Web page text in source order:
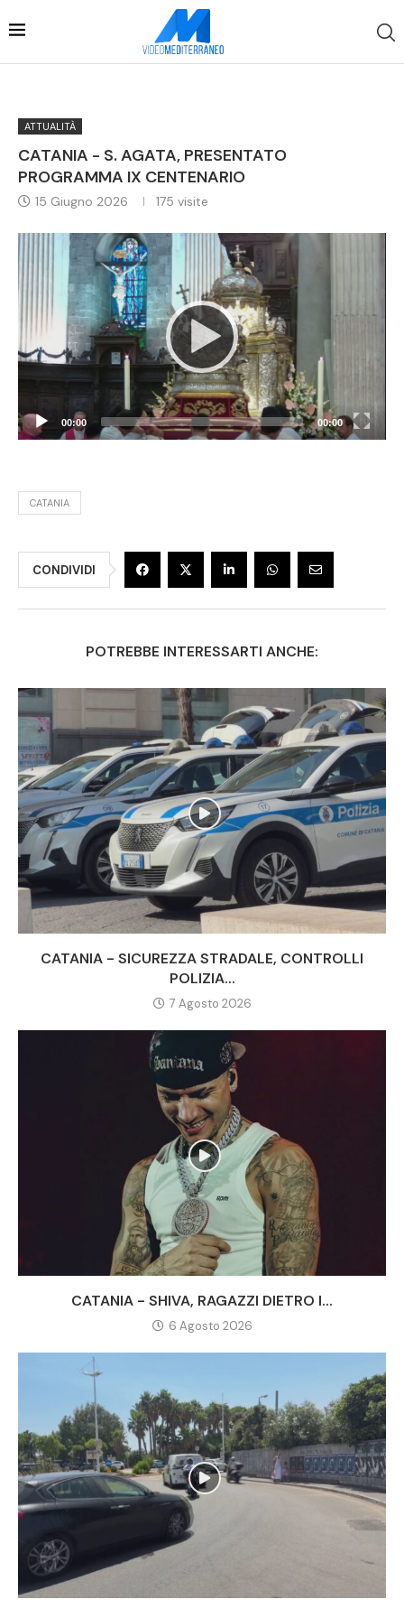
ATTUALITÀ
CATANIA - S. AGATA, PRESENTATO
PROGRAMMA IX CENTENARIO
15 Giugno 2026 175 visite
Video
Player
00:00 00:00
CATANIA
CONDIVIDI
POTREBBE INTERESSARTI ANCHE:
CATANIA - SICUREZZA STRADALE, CONTROLLI
POLIZIA...
7 Agosto 2026
CATANIA - SHIVA, RAGAZZI DIETRO I...
6 Agosto 2026